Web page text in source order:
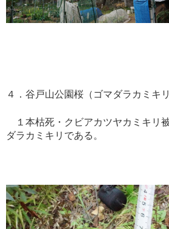
４．谷戸山公園桜（ゴマダラカミキリ
１本枯死・クビアカツヤカミキリ
ダラカミキリである。